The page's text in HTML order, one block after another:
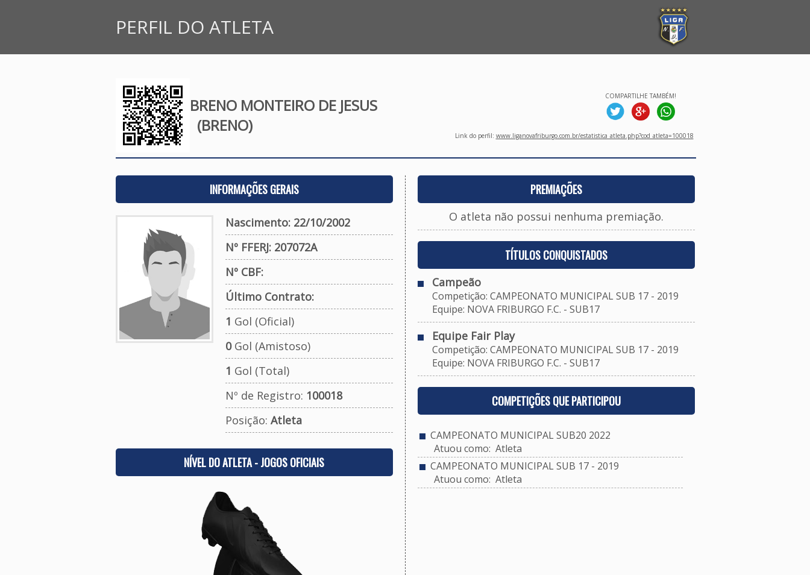
PERFIL DO ATLETA
BRENO MONTEIRO DE JESUS
(BRENO)
COMPARTILHE TAMBÉM!
Link do perfil: www.liganovafriburgo.com.br/estatistica_atleta.php?cod_atleta=100018
INFORMAÇÕES GERAIS
Nascimento: 22/10/2002
Nº FFERJ: 207072A
Nº CBF:
Último Contrato:
1 Gol (Oficial)
0Gol (Amistoso)
1 Gol (Total)
Nº de Registro: 100018
Posição: Atleta
NÍVEL DO ATLETA - JOGOS OFICIAIS
PREMIAÇÕES
O atleta não possui nenhuma premiação.
TÍTULOS CONQUISTADOS
Campeão
Competição: CAMPEONATO MUNICIPAL SUB 17 - 2019
Equipe: NOVA FRIBURGO F.C. - SUB17
Equipe Fair Play
Competição: CAMPEONATO MUNICIPAL SUB 17 - 2019
Equipe: NOVA FRIBURGO F.C. - SUB17
COMPETIÇÕES QUE PARTICIPOU
CAMPEONATO MUNICIPAL SUB20 2022
Atuou como: Atleta
CAMPEONATO MUNICIPAL SUB 17 - 2019
Atuou como: Atleta